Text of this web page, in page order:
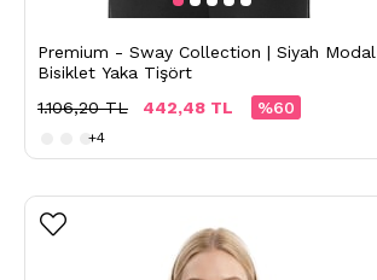
Premium - Sway Collection | Siyah Modal
Bisiklet Yaka Tişört
%60
442,48 TL
1.106,20 TL
+4